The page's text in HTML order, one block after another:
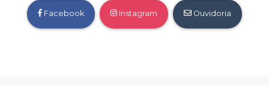
Facebook Instagram Ouvidoria